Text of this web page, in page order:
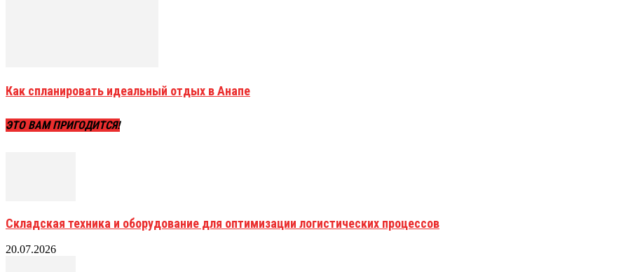
Как спланировать идеальный отдых в Анапе
ЭТО ВАМ ПРИГОДИТСЯ!
Складская техника и оборудование для оптимизации логистических процессов
20.07.2026